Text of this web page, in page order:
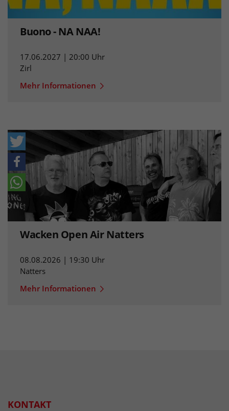
Buono - NA NAA!
17.06.2027 | 20:00 Uhr
Zirl
Mehr Informationen
Wacken Open Air Natters
08.08.2026 | 19:30 Uhr
Natters
Mehr Informationen
KONTAKT